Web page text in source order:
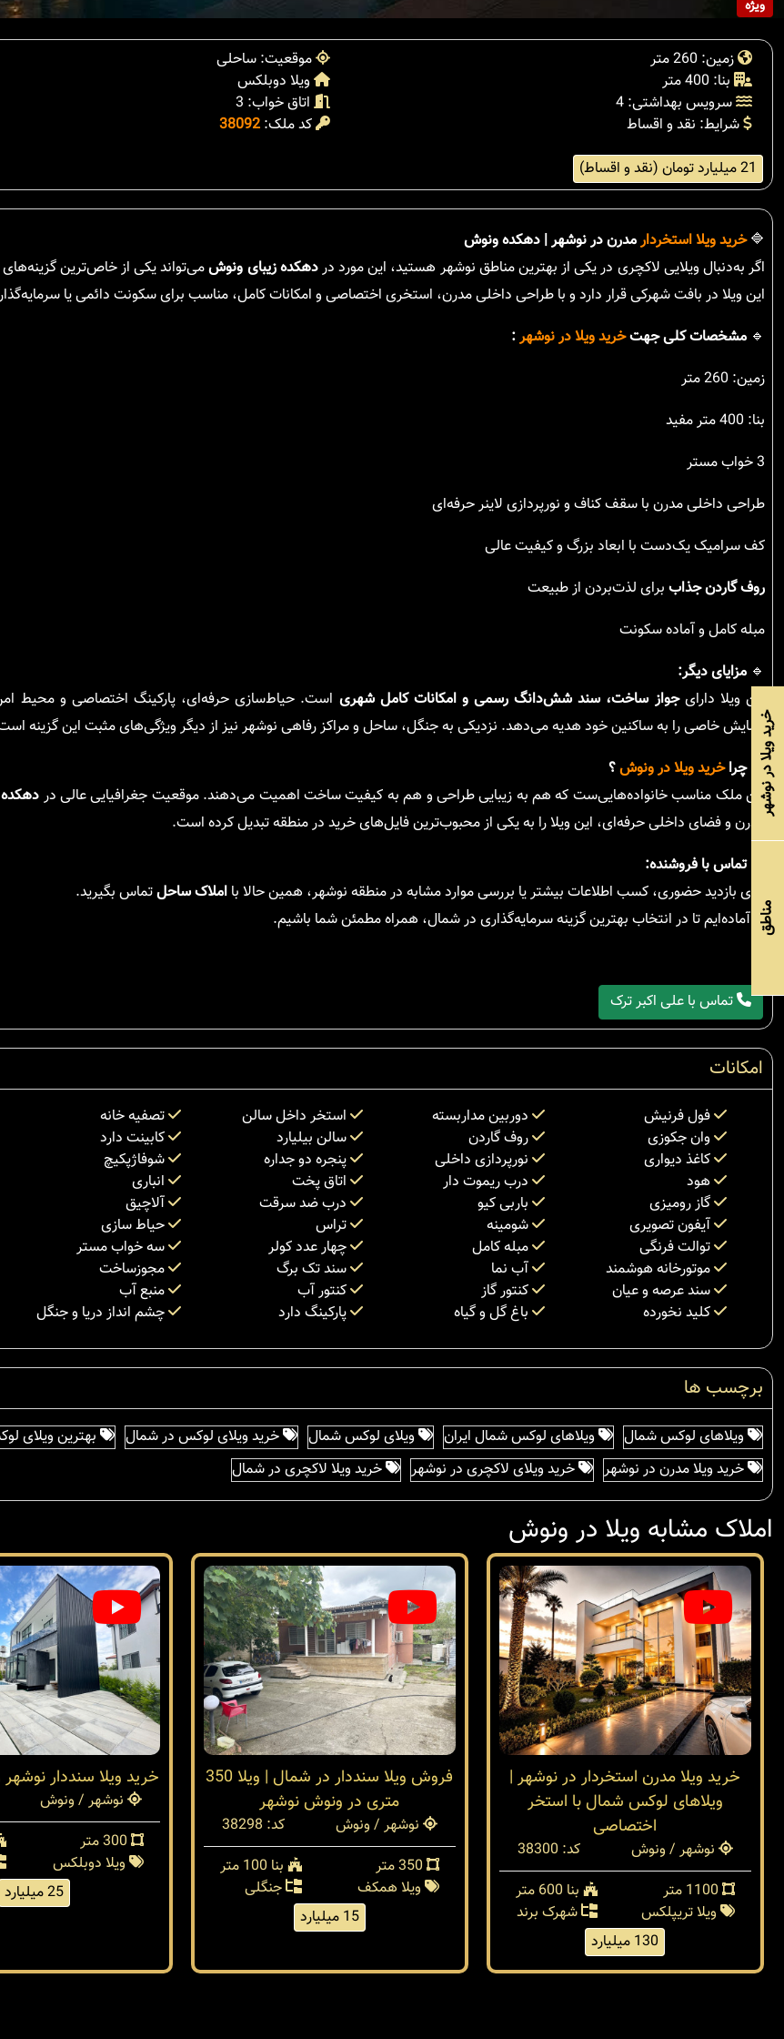
ویژه
زمین: 260 متر
موقعیت: ساحلی
بنا: 400 متر
ویلا دوبلکس
سرویس بهداشتی: 4
اتاق خواب: 3
شرایط: نقد و اقساط
کد ملک: 38092
21 میلیارد تومان (نقد و اقساط)
🔷خرید ویلا استخردارمدرن در نوشهر | دهکده ونوش
اگر به‌دنبال ویلایی لاکچری در یکی از بهترین مناطق نوشهر هستید، این مورد دردهکده زیبای ونوشمی‌تواند یکی از خاص‌ترین
این ویلا در بافت شهرکی قرار دارد و با طراحی داخلی مدرن، استخری اختصاصی و امکانات کامل، مناسب برای سکونت دائمی یا
🔹 مشخصات کلی جهتخرید ویلا در نوشهر:
زمین: 260 متر
بنا: 400 متر مفید
3 خواب مستر
طراحی داخلی مدرن با سقف کناف و نورپردازی لاینر حرفه‌ای
کف سرامیک یک‌دست با ابعاد بزرگ و کیفیت عالی
روف گاردن جذاب برای لذت‌بردن از طبیعت
مبله کامل و آماده سکونت
🔹 مزایای دیگر:
این ویلا دارایجواز ساخت، سند شش‌دانگ رسمی و امکانات کامل شهری است. حیاط‌سازی حرفه‌ای، پارکینگ اختصاصی و محیط
آسایش خاصی را به ساکنین خود هدیه می‌دهد. نزدیکی به جنگل، ساحل و مراکز رفاهی نوشهر نیز از دیگر ویژگی‌های مثبت این گزینه
🔹چراخرید ویلا در ونوش؟
این ملک مناسب خانواده‌هایی‌ست که هم به زیبایی طراحی و هم به کیفیت ساخت اهمیت می‌دهند. موقعیت جغرافیایی عالی در
مدرن و فضای داخلی حرفه‌ای، این ویلا را به یکی از محبوب‌ترین فایل‌های خرید در منطقه تبدیل کرده است.
🔹تماس با فروشنده:
برای بازدید حضوری، کسب اطلاعات بیشتر یا بررسی موارد مشابه در منطقه نوشهر، همین حالا با املاک ساحلتماس بگیرید.
ما آماده‌ایم تا در انتخاب بهترین گزینه سرمایه‌گذاری در شمال، همراه مطمئن شما باشیم.
تماس با علی اکبر ترک
امکانات
فول فرنیش دوربین مداربسته استخر داخل سالن
تصفیه خانه
وان جکوزی
روف گاردن سالن بیلیارد
کابینت دارد
کاغذ دیواری
نورپردازی داخلی پنجره دو جداره
شوفاژپکیچ
هود
درب ریموت دار اتاق پخت
انباری
گاز رومیزی
باربی کیو درب ضد سرقت
آلاچیق
آیفون تصویری
شومینه تراس
حیاط سازی
توالت فرنگی
مبله کامل چهار عدد کولر
سه خواب مستر
موتورخانه هوشمند
آب نما سند تک برگ
مجوزساخت
سند عرصه و عیان
کنتور گاز کنتور آب
منبع آب
کلید نخورده
باغ گل و گیاه پارکینگ دارد چشم انداز دریا و جنگل
برچسب ها
ویلاهای لوکس شمال ویلاهای لوکس شمال ایران ویلای لوکس شمال خرید ویلای لوکس در شمال
بهترین ویلای
خرید ویلا مدرن در نوشهر
خرید ویلای لاکچری در نوشهر خرید ویلا لاکچری در شمال
املاک مشابه ویلا در ونوش
خرید ویلا مدرن استخردار در نوشهر |
ویلاهای لوکس شمال با استخر
اختصاصی
نوشهر / ونوش
کد: 38300
بنا 600 متر
ویلا تریپلکس
شهرک برند
130 میلیارد
فروش ویلا سنددار در شمال | ویلا 350
متری در ونوش نوشهر
نوشهر / ونوش
کد: 38298
بنا 100 متر
ویلا همکف
جنگلی
15 میلیارد
خرید ویلا سنددار
نوشهر / ونوش
ویلا دوبلکس
25 میلیارد
خرید ویلا در نوشهر
مناطق